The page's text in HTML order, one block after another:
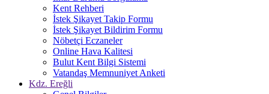
Kent Rehberi
İstek Şikayet Takip Formu
İstek Şikayet Bildirim Formu
Nöbetçi Eczaneler
Online Hava Kalitesi
Bulut Kent Bilgi Sistemi
Vatandaş Memnuniyet Anketi
Kdz. Ereğli